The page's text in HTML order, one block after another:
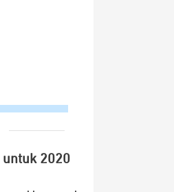
untuk 2020